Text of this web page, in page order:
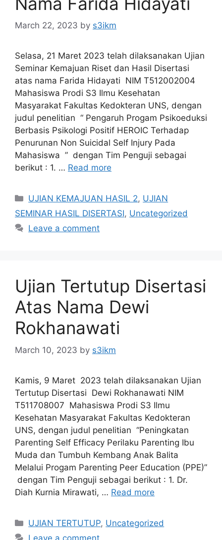
March 22, 2023 by s3ikm
Selasa, 21 Maret 2023 telah dilaksanakan Ujian
Seminar Kemajuan Riset dan Hasil Disertasi
atas nama Farida Hidayati NIM T512002004
Mahasiswa Prodi S3 Ilmu Kesehatan
Masyarakat Fakultas Kedokteran UNS, dengan
judul penelitian “ Pengaruh Progam Psikoeduksi
Berbasis Psikologi Positif HEROIC Terhadap
Penurunan Non Suicidal Self Injury Pada
Mahasiswa ” dengan Tim Penguji sebagai
berikut : 1. … Read more
Categories
UJIAN KEMAJUAN HASIL 2, UJIAN
SEMINAR HASIL DISERTASI, Uncategorized
Leave a comment
Ujian Tertutup Disertasi
Atas Nama Dewi
Rokhanawati
March 10, 2023 by s3ikm
Kamis, 9 Maret 2023 telah dilaksanakan Ujian
Tertutup Disertasi Dewi Rokhanawati NIM
T511708007 Mahasiswa Prodi S3 Ilmu
Kesehatan Masyarakat Fakultas Kedokteran
UNS, dengan judul penelitian “Peningkatan
Parenting Self Efficacy Perilaku Parenting Ibu
Muda dan Tumbuh Kembang Anak Balita
Melalui Progam Parenting Peer Education (PPE)”
dengan Tim Penguji sebagai berikut : 1. Dr.
Diah Kurnia Mirawati, … Read more
Categories
UJIAN TERTUTUP, Uncategorized
Leave a comment